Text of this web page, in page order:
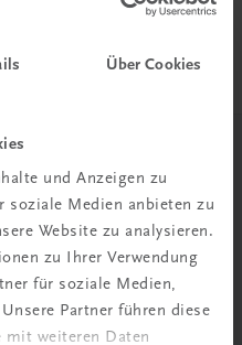
Über Cookies
und Anzeigen zu
soziale Medien anbieten zu
Website zu analysieren.
zu Ihrer Verwendung
für soziale Medien,
Partner führen diese
weiteren Daten
bei TRAUNER!
uns